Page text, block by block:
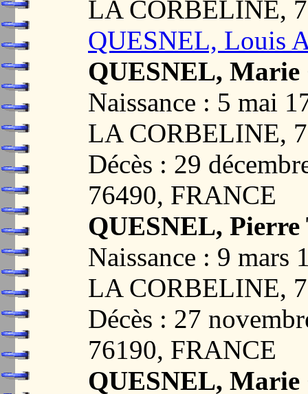
LA CORBELINE,
QUESNEL, Louis
QUESNEL, Marie
Naissance : 5 mai
LA CORBELINE,
Décès : 29
76490, FRANCE
QUESNEL, Pierre
Naissance : 9
LA CORBELINE,
Décès : 27
76190, FRANCE
QUESNEL, Marie